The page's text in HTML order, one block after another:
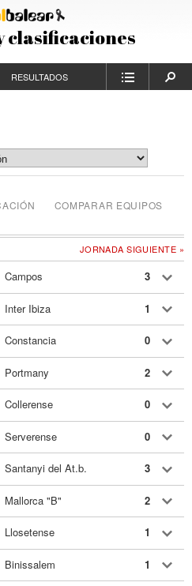
clasificaciones
RESULTADOS
COMPARAR EQUIPOS
JORNADA SIGUIENTE »
Campos 3
Inter Ibiza 1
Constancia 0
Portmany 2
Collerense 0
Serverense 0
Santanyi del At.b. 3
Mallorca "B" 2
Llosetense 1
Binissalem 1